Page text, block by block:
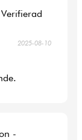
2025-08-10
-